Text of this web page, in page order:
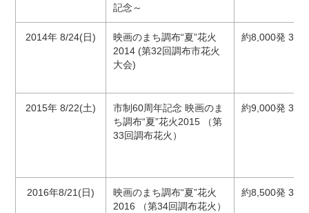
記念～
2014年 8/24(日)
映画のまち調布“夏”花火
2014 (第32回調布市花火
大会)
約8,000発 38
2015年 8/22(土)
市制60周年記念 映画のま
ち調布“夏”花火2015 （第
33回調布花火）
約9,000発 38
2016年8/21(日)
映画のまち調布“夏”花火
2016 （第34回調布花火）
約8,500発 35